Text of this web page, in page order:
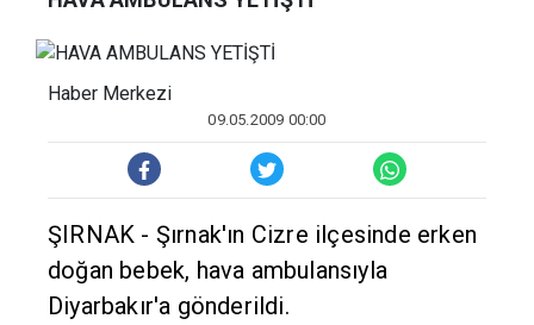
Haber Merkezi
09.05.2009 00:00
ŞIRNAK - Şırnak'ın Cizre ilçesinde erken
doğan bebek, hava ambulansıyla
Diyarbakır'a gönderildi.